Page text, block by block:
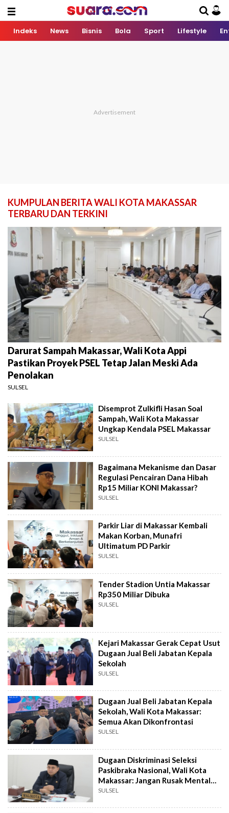
Indeks News Bisnis Bola Sport Lifestyle
KUMPULAN BERITA WALI KOTA MAKASSAR
TERBARU DAN TERKINI
Darurat Sampah Makassar, Wali Kota Appi
Pastikan Proyek PSEL Tetap Jalan Meski Ada
Penolakan
SULSEL
Disemprot Zulkifli Hasan Soal
Sampah, Wali Kota Makassar
Ungkap Kendala PSEL Makassar
SULSEL
Bagaimana Mekanisme dan Dasar
Regulasi Pencairan Dana Hibah
Rp15 Miliar KONI Makassar?
SULSEL
Parkir Liar di Makassar Kembali
Makan Korban, Munafri
Ultimatum PD Parkir
SULSEL
Tender Stadion Untia Makassar
Rp350 Miliar Dibuka
SULSEL
Kejari Makassar Gerak Cepat Usut
Dugaan Jual Beli Jabatan Kepala
Sekolah
SULSEL
Dugaan Jual Beli Jabatan Kepala
Sekolah, Wali Kota Makassar:
Semua Akan Dikonfrontasi
SULSEL
Dugaan Diskriminasi Seleksi
Paskibraka Nasional, Wali Kota
Makassar: Jangan Rusak Mental
Anak-Anak
SULSEL